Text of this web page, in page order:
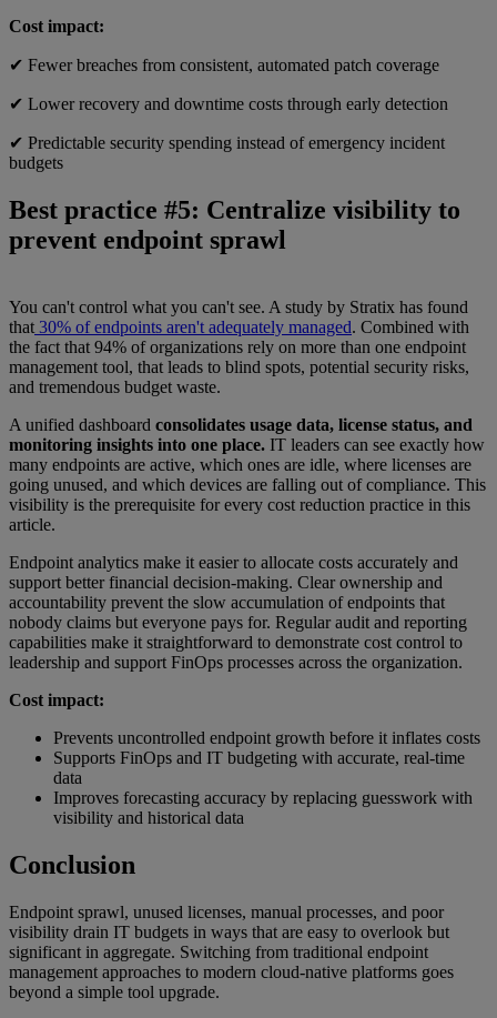
Cost impact:
✔ Fewer breaches from consistent, automated patch coverage
✔ Lower recovery and downtime costs through early detection
✔ Predictable security spending instead of emergency incident
budgets
Best practice #5: Centralize visibility to
prevent endpoint sprawl
You can't control what you can't see. A study by Stratix has found
that 30% of endpoints aren't adequately managed. Combined with
the fact that 94% of organizations rely on more than one endpoint
management tool, that leads to blind spots, potential security risks,
and tremendous budget waste.
A unified dashboard consolidates usage data, license status, and
monitoring insights into one place. IT leaders can see exactly how
many endpoints are active, which ones are idle, where licenses are
going unused, and which devices are falling out of compliance. This
visibility is the prerequisite for every cost reduction practice in this
article.
Endpoint analytics make it easier to allocate costs accurately and
support better financial decision-making. Clear ownership and
accountability prevent the slow accumulation of endpoints that
nobody claims but everyone pays for. Regular audit and reporting
capabilities make it straightforward to demonstrate cost control to
leadership and support FinOps processes across the organization.
Cost impact:
Prevents uncontrolled endpoint growth before it inflates costs
Supports FinOps and IT budgeting with accurate, real-time
data
Improves forecasting accuracy by replacing guesswork with
visibility and historical data
Conclusion
Endpoint sprawl, unused licenses, manual processes, and poor
visibility drain IT budgets in ways that are easy to overlook but
significant in aggregate. Switching from traditional endpoint
management approaches to modern cloud-native platforms goes
beyond a simple tool upgrade.